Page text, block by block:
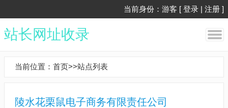
当前身份：游客 [ 登录 | 注册 ]
站长网址收录
当前位置： 首页>>站点列表
陵水花栗鼠电子商务有限责任公司